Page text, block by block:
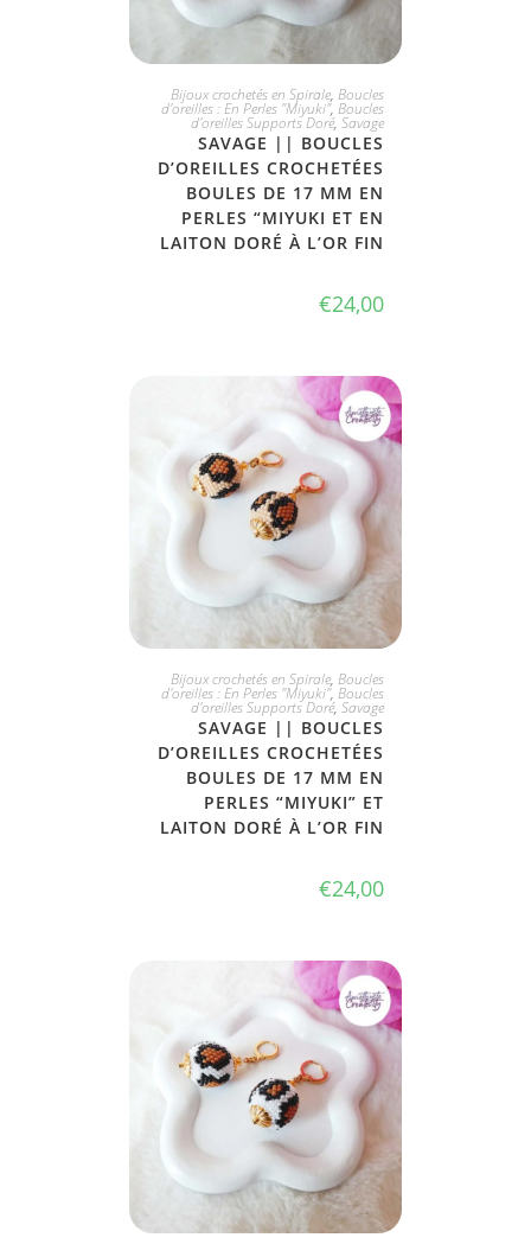
JE L'ADOPTE
Bijoux crochetés en Spirale, Boucles
d'oreilles : En Perles "Miyuki", Boucles
d'oreilles Supports Doré, Savage
SAVAGE || BOUCLES
D’OREILLES CROCHETÉES
BOULES DE 17 MM EN
PERLES “MIYUKI ET EN
LAITON DORÉ À L’OR FIN
€24,00
JE L'ADOPTE
Bijoux crochetés en Spirale, Boucles
d'oreilles : En Perles "Miyuki", Boucles
d'oreilles Supports Doré, Savage
SAVAGE || BOUCLES
D’OREILLES CROCHETÉES
BOULES DE 17 MM EN
PERLES “MIYUKI” ET
LAITON DORÉ À L’OR FIN
€24,00